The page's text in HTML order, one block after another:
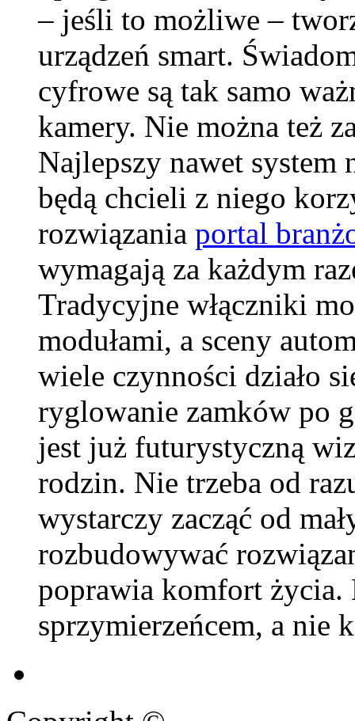
– jeśli to możliwe –
urządzeń smart.
cyfrowe są tak samo
kamery. Nie można też
Najlepszy nawet system
będą chcieli z niego
rozwiązania portal
wymagają za każdym
Tradycyjne włączniki
modułami, a sceny
wiele czynności działo
ryglowanie zamków po
jest już futurystyczną
rodzin. Nie trzeba od
wystarczy zacząć od
rozbudowywać
poprawia komfort życia.
sprzymierzeńcem, a nie